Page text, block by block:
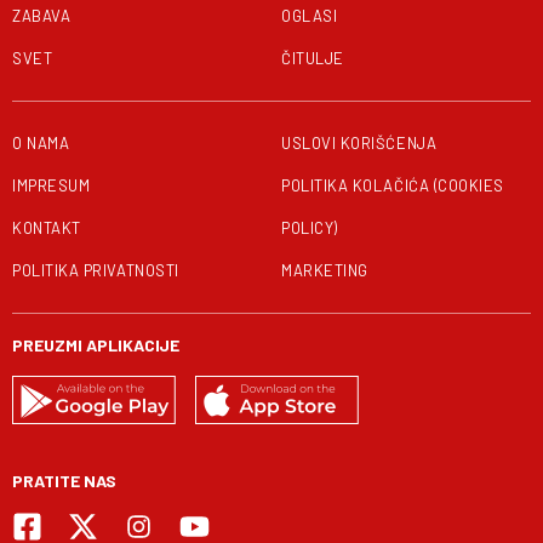
ZABAVA
SVET
OGLASI
ČITULJE
O NAMA
IMPRESUM
KONTAKT
POLITIKA PRIVATNOSTI
USLOVI KORIŠĆENJA
POLITIKA KOLAČIĆA (COOKIES
POLICY)
MARKETING
PREUZMI APLIKACIJE
PRATITE NAS